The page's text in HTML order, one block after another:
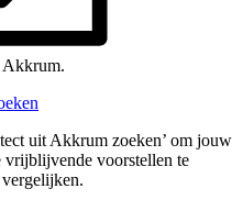
Akkrum.
uit Akkrum zoeken’ om jouw
vrijblijvende voorstellen te